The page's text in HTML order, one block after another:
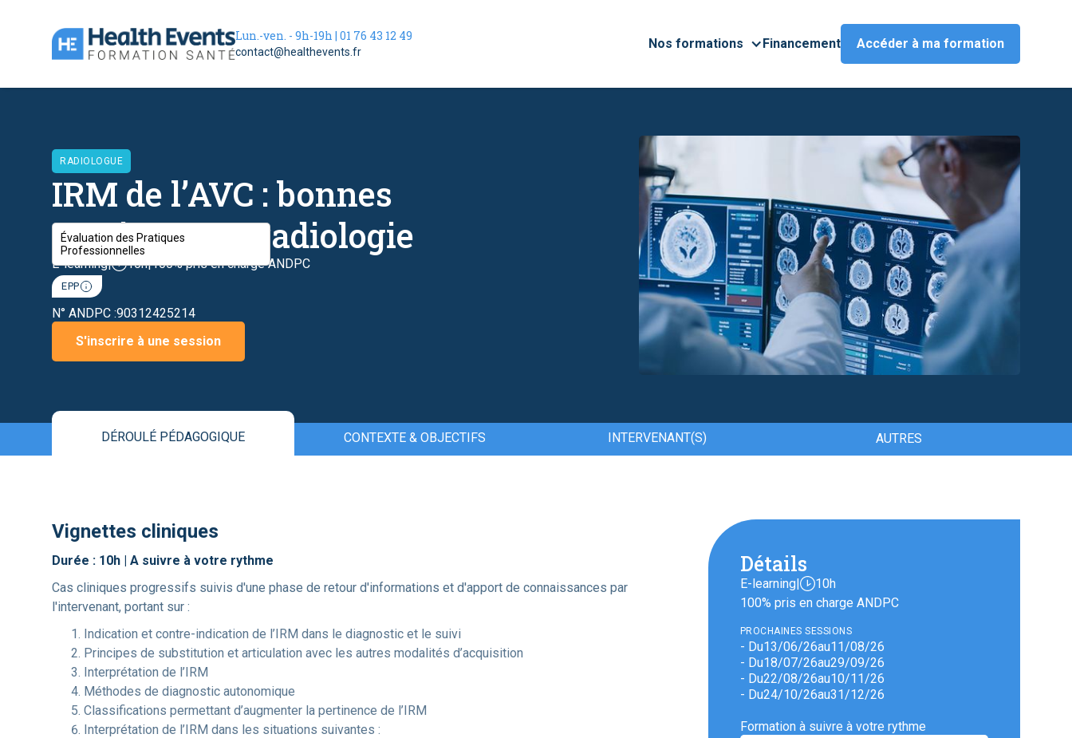
Lun.-ven. - 9h-19h | 01 76 43 12 49
contact@healthevents.fr
Nos formations Financement Accéder à ma formation
RADIOLOGUE
IRM de l’AVC : bonnes
pratiques en radiologie
E-learning| 10h|100% pris en charge ANDPC
Évaluation des Pratiques
Professionnelles
EPP
N° ANDPC :90312425214
S'inscrire à une session
DÉROULÉ PÉDAGOGIQUE CONTEXTE & OBJECTIFS INTERVENANT(S) AUTRES
Vignettes cliniques
Durée : 10h | A suivre à votre rythme
Cas cliniques progressifs suivis d'une phase de retour d'informations et d'apport de connaissances par
l'intervenant, portant sur :
Indication et contre-indication de l’IRM dans le diagnostic et le suivi
Principes de substitution et articulation avec les autres modalités d’acquisition
Interprétation de l’IRM
Méthodes de diagnostic autonomique
Classifications permettant d’augmenter la pertinence de l’IRM
Interprétation de l’IRM dans les situations suivantes :
Détails
E-learning|
10h
100% pris en charge ANDPC
PROCHAINES SESSIONS
- Du13/06/26au11/08/26
- Du18/07/26au29/09/26
- Du22/08/26au10/11/26
- Du24/10/26au31/12/26
Formation à suivre à votre rythme